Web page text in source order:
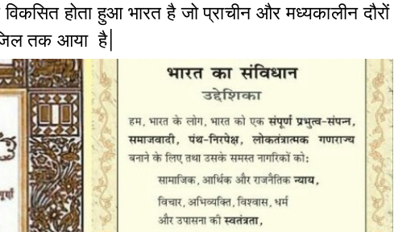
होता हुआ भारत है जो प्राचीन और मध्यकालीन दौरों
तक आया है|